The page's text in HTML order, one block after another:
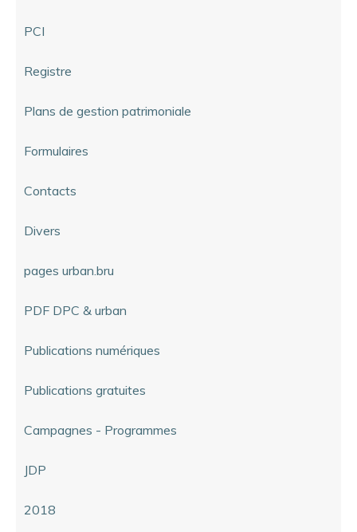
PCI
Registre
Plans de gestion patrimoniale
Formulaires
Contacts
Divers
pages urban.bru
PDF DPC & urban
Publications numériques
Publications gratuites
Campagnes - Programmes
JDP
2018